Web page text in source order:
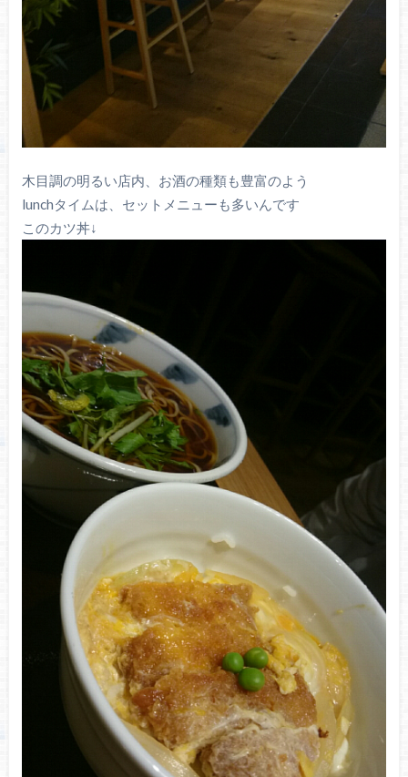
木目調の明るい店内、お酒の種類も豊富のよう
lunchタイムは、セットメニューも多いんです
このカツ丼↓